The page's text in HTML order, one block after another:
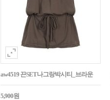
aw4519 끈SET나그랑박시티_브라운
5,900원